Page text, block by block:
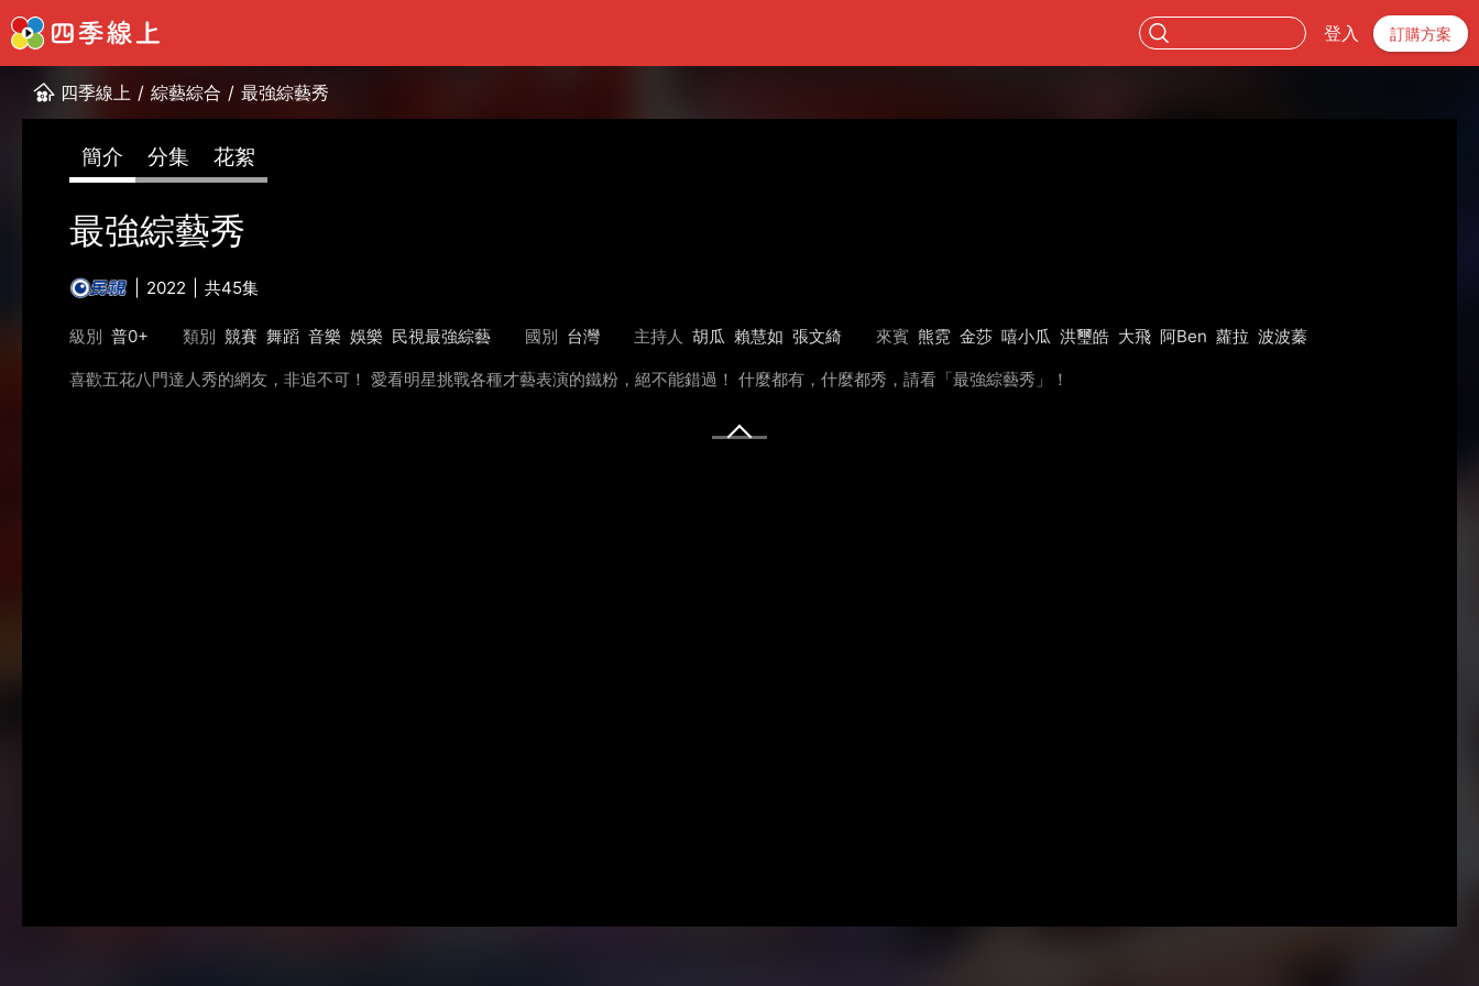
登入 訂購方案
四季線上 / 綜藝綜合 / 最強綜藝秀
簡介 分集 花絮
最強綜藝秀
2022 共45集
級別 普0+ 類別 競賽 舞蹈 音樂 娛樂 民視最強綜藝 國別 台灣 主持人 胡瓜 賴慧如 張文綺 來賓 熊霓 金莎 嘻小瓜 洪璽皓 大飛 阿Ben 蘿拉 波波蓁
喜歡五花八門達人秀的網友，非追不可！ 愛看明星挑戰各種才藝表演的鐵粉，絕不能錯過！ 什麼都有，什麼都秀，請看「最強綜藝秀」！